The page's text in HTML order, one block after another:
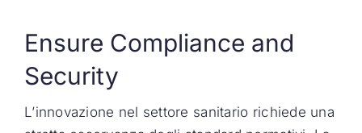
Ensure Compliance and
Security
L’innovazione nel settore sanitario richiede una